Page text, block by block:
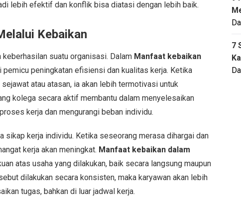
lebih efektif dan konflik bisa diatasi dengan lebih baik.
Kebaikan
suatu organisasi. Dalam Manfaat kebaikan
pemicu peningkatan efisiensi dan kualitas kerja. Ketika
atau atasan, ia akan lebih termotivasi untuk
kolega secara aktif membantu dalam menyelesaikan
kerja dan mengurangi beban individu.
sikap kerja individu. Ketika seseorang merasa dihargai dan
kerja akan meningkat. Manfaat kebaikan dalam
atas usaha yang dilakukan, baik secara langsung maupun
dilakukan secara konsisten, maka karyawan akan lebih
tugas, bahkan di luar jadwal kerja.
7